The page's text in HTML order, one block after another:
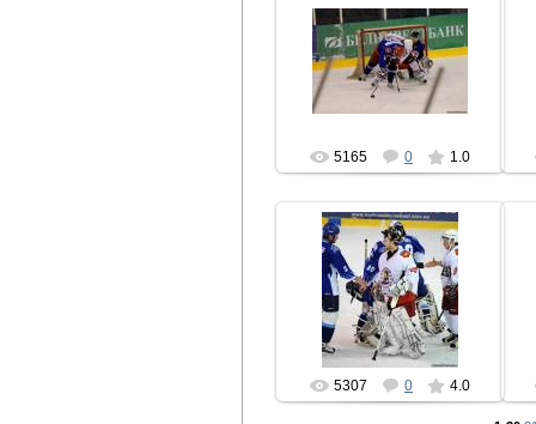
06.02.2010
hcbrest
5165 0 1.0
18.01.2010
hcbrest
5307 0 4.0